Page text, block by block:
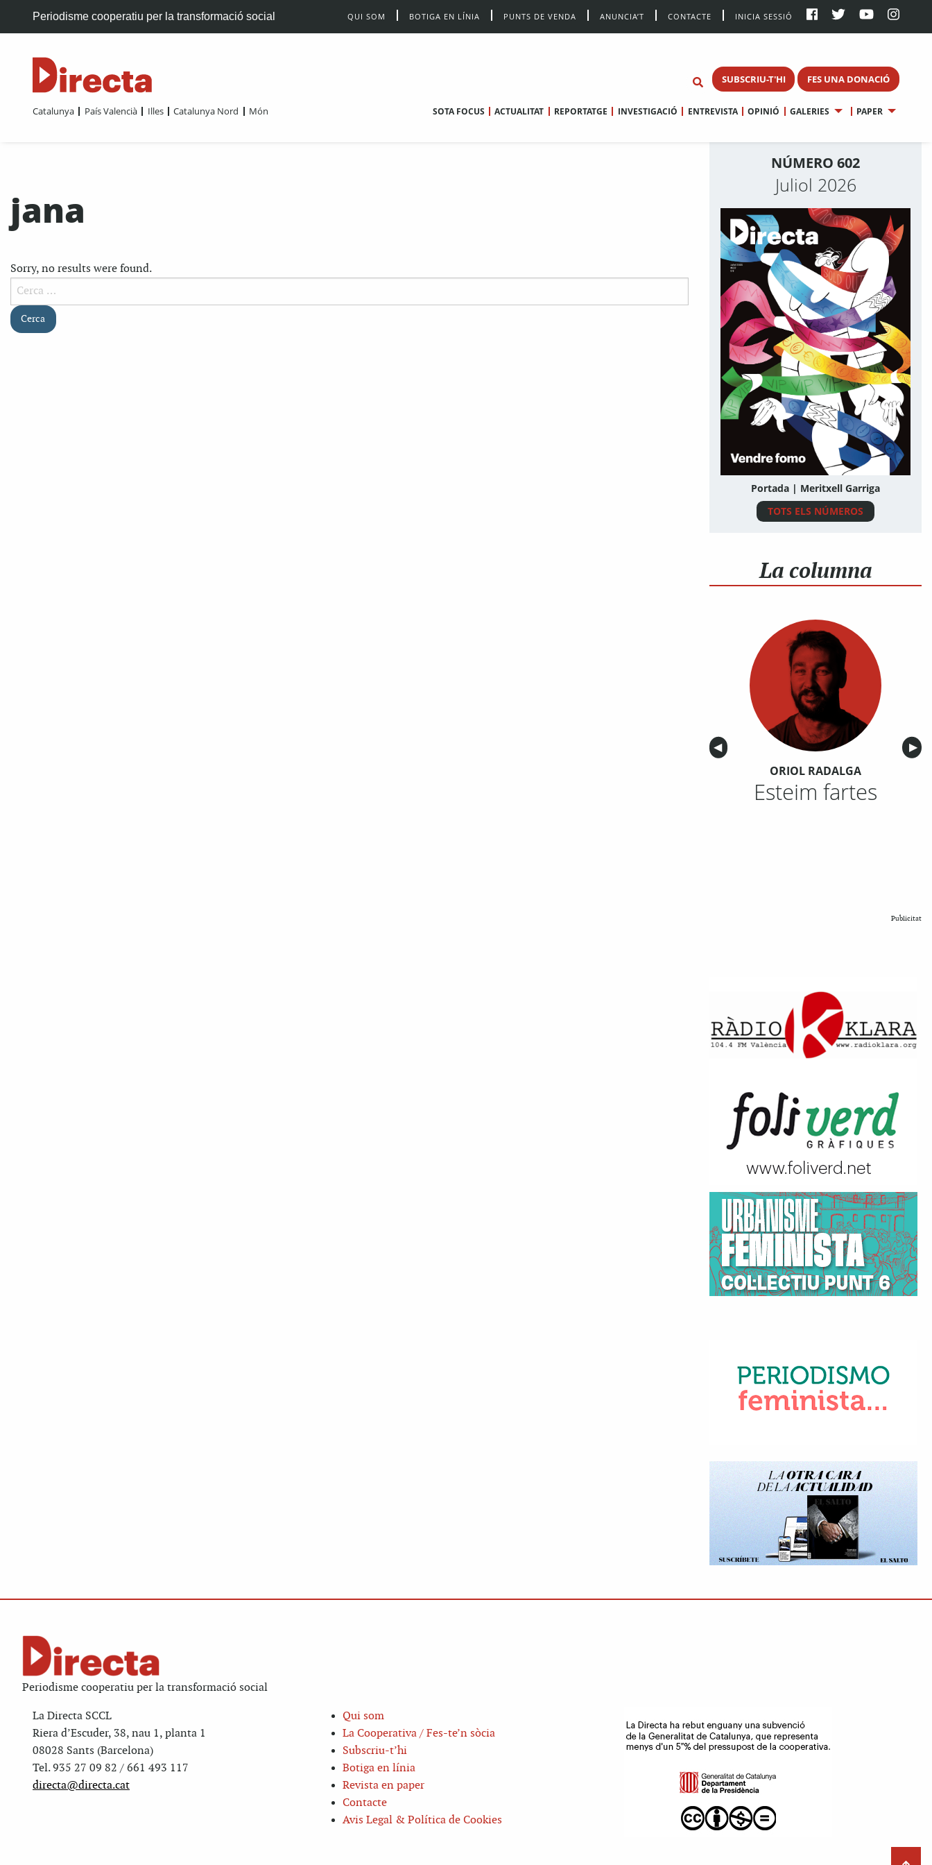
Periodisme cooperatiu per la transformació social QUI SOM BOTIGA EN LÍNIA PUNTS DE VENDA ANUNCIA’T CONTACTE INICIA SESSIÓ
SUBSCRIU-T'HI FES UNA DONACIÓ
Catalunya País Valencià Illes Catalunya Nord Món SOTA FOCUS ACTUALITAT REPORTATGE INVESTIGACIÓ ENTREVISTA OPINIÓ GALERIES PAPER
jana
Sorry, no results were found.
Cerca:
NÚMERO 602
Juliol 2026
Portada | Meritxell Garriga
TOTS ELS NÚMEROS
La columna
Anterior
◀︎ ▶︎
ORIOL RADALGA
Esteim fartes
Publicitat
Periodisme cooperatiu per la transformació social
La Directa SCCL
Riera d’Escuder, 38, nau 1, planta 1
08028 Sants (Barcelona)
Tel. 935 27 09 82 / 661 493 117
directa@directa.cat
Qui som
La Cooperativa / Fes-te’n sòcia
Subscriu-t’hi
Botiga en línia
Revista en paper
Contacte
Avis Legal & Política de Cookies